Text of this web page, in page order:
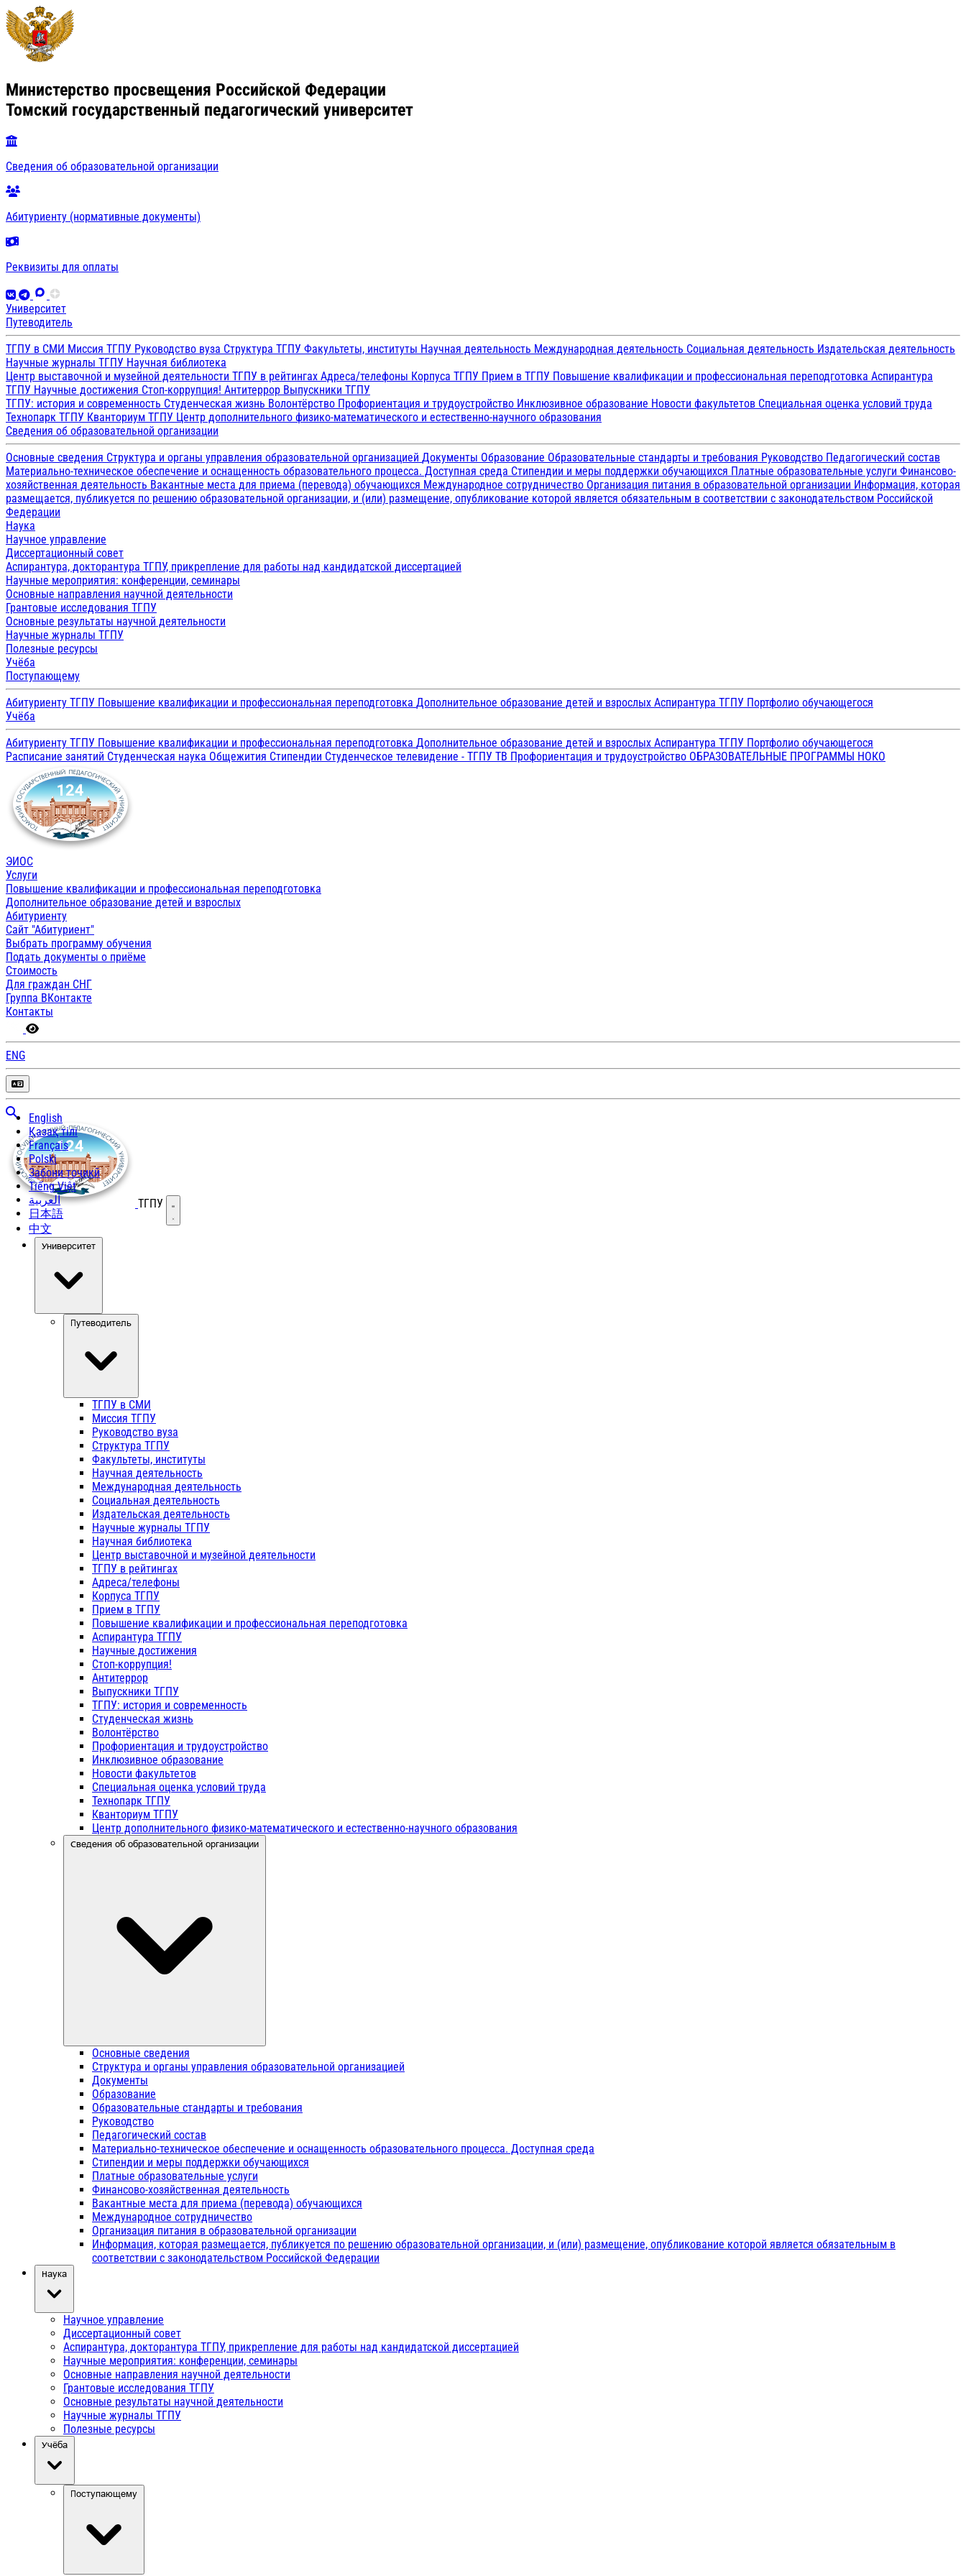
Министерство просвещения Российской Федерации
Томский государственный педагогический университет
Сведения об образовательной организации
Абитуриенту (нормативные документы)
Реквизиты для оплаты
Университет
Путеводитель
ТГПУ в СМИ Миссия ТГПУ Руководство вуза Структура ТГПУ Факультеты, институты Научная деятельность Международная деятельность Социальная деятельность Издательская деятельность
Научные журналы ТГПУ Научная библиотека
Центр выставочной и музейной деятельности ТГПУ в рейтингах Адреса/телефоны Корпуса ТГПУ Прием в ТГПУ Повышение квалификации и профессиональная переподготовка Аспирантура
ТГПУ Научные достижения Стоп-коррупция! Антитеррор Выпускники ТГПУ
ТГПУ: история и современность Студенческая жизнь Волонтёрство Профориентация и трудоустройство Инклюзивное образование Новости факультетов Специальная оценка условий труда
Технопарк ТГПУ Кванториум ТГПУ Центр дополнительного физико-математического и естественно-научного образования
Сведения об образовательной организации
Основные сведения Структура и органы управления образовательной организацией Документы Образование Образовательные стандарты и требования Руководство Педагогический состав
Материально-техническое обеспечение и оснащенность образовательного процесса. Доступная среда Стипендии и меры поддержки обучающихся Платные образовательные услуги Финансово-
хозяйственная деятельность Вакантные места для приема (перевода) обучающихся Международное сотрудничество Организация питания в образовательной организации Информация, которая
размещается, публикуется по решению образовательной организации, и (или) размещение, опубликование которой является обязательным в соответствии с законодательством Российской
Федерации
Наука
Научное управление
Диссертационный совет
Аспирантура, докторантура ТГПУ, прикрепление для работы над кандидатской диссертацией
Научные мероприятия: конференции, семинары
Основные направления научной деятельности
Грантовые исследования ТГПУ
Основные результаты научной деятельности
Научные журналы ТГПУ
Полезные ресурсы
Учёба
Поступающему
Абитуриенту ТГПУ Повышение квалификации и профессиональная переподготовка Дополнительное образование детей и взрослых Аспирантура ТГПУ Портфолио обучающегося
Учёба
Абитуриенту ТГПУ Повышение квалификации и профессиональная переподготовка Дополнительное образование детей и взрослых Аспирантура ТГПУ Портфолио обучающегося
Расписание занятий Студенческая наука Общежития Стипендии Студенческое телевидение - ТГПУ ТВ Профориентация и трудоустройство ОБРАЗОВАТЕЛЬНЫЕ ПРОГРАММЫ НОКО
ЭИОС
Услуги
Повышение квалификации и профессиональная переподготовка
Дополнительное образование детей и взрослых
Абитуриенту
Сайт "Абитуриент"
Выбрать программу обучения
Подать документы о приёме
Стоимость
Для граждан СНГ
Группа ВКонтакте
Контакты
ENG
English
Қазақ тілі
Français
Polski
Забони тоҷикӣ
Tiếng Việt
العربية
日本語
中文
ТГПУ Открыть меню
Университет
Путеводитель
ТГПУ в СМИ
Миссия ТГПУ
Руководство вуза
Структура ТГПУ
Факультеты, институты
Научная деятельность
Международная деятельность
Социальная деятельность
Издательская деятельность
Научные журналы ТГПУ
Научная библиотека
Центр выставочной и музейной деятельности
ТГПУ в рейтингах
Адреса/телефоны
Корпуса ТГПУ
Прием в ТГПУ
Повышение квалификации и профессиональная переподготовка
Аспирантура ТГПУ
Научные достижения
Стоп-коррупция!
Антитеррор
Выпускники ТГПУ
ТГПУ: история и современность
Студенческая жизнь
Волонтёрство
Профориентация и трудоустройство
Инклюзивное образование
Новости факультетов
Специальная оценка условий труда
Технопарк ТГПУ
Кванториум ТГПУ
Центр дополнительного физико-математического и естественно-научного образования
Сведения об образовательной организации
Основные сведения
Структура и органы управления образовательной организацией
Документы
Образование
Образовательные стандарты и требования
Руководство
Педагогический состав
Материально-техническое обеспечение и оснащенность образовательного процесса. Доступная среда
Стипендии и меры поддержки обучающихся
Платные образовательные услуги
Финансово-хозяйственная деятельность
Вакантные места для приема (перевода) обучающихся
Международное сотрудничество
Организация питания в образовательной организации
Информация, которая размещается, публикуется по решению образовательной организации, и (или) размещение, опубликование которой является обязательным в
соответствии с законодательством Российской Федерации
Наука
Научное управление
Диссертационный совет
Аспирантура, докторантура ТГПУ, прикрепление для работы над кандидатской диссертацией
Научные мероприятия: конференции, семинары
Основные направления научной деятельности
Грантовые исследования ТГПУ
Основные результаты научной деятельности
Научные журналы ТГПУ
Полезные ресурсы
Учёба
Поступающему